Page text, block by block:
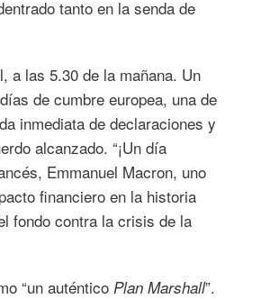
tanto en la senda de
a las 5.30 de la mañana. Un
de cumbre europea, una de
inmediata de declaraciones y
alcanzado. “¡Un día
Emmanuel Macron, uno
financiero en la historia
fondo contra la crisis de la
“un auténtico Plan Marshall”.